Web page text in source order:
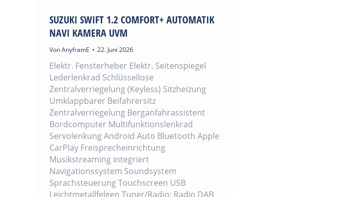
SUZUKI SWIFT 1.2 COMFORT+ AUTOMATIK
NAVI KAMERA UVM
VonAnyframE 22. Juni 2026
Elektr. Fensterheber Elektr. Seitenspiegel
Lederlenkrad Schlüssellose
Zentralverriegelung (Keyless) Sitzheizung
Umklappbarer Beifahrersitz
Zentralverriegelung Berganfahrassistent
Bordcomputer Multifunktionslenkrad
Servolenkung Android Auto Bluetooth Apple
CarPlay Freisprecheinrichtung
Musikstreaming integriert
Navigationssystem Soundsystem
Sprachsteuerung Touchscreen USB
Leichtmetallfelgen Tuner/Radio: Radio DAB